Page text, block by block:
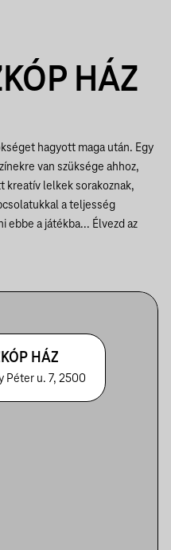
HÁZ
hagyott maga után. Egy
van szüksége ahhoz,
kreatív lelkek sorakoznak,
a teljesség
ebbe a játékba... Élvezd az
HÁZ
Péter u. 7, 2500